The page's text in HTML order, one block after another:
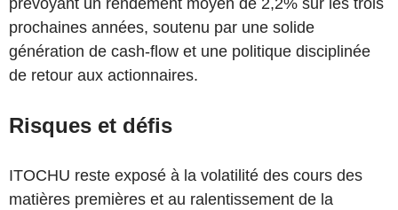
prochaines années, soutenu par une solide
génération de cash-flow et une politique disciplinée
de retour aux actionnaires.
Risques et défis
ITOCHU reste exposé à la volatilité des cours des
matières premières et au ralentissement de la